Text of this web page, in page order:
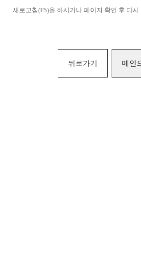
새로고침(F5)을 하시거나 페이지 확인 후 다시
뒤로가기 메인